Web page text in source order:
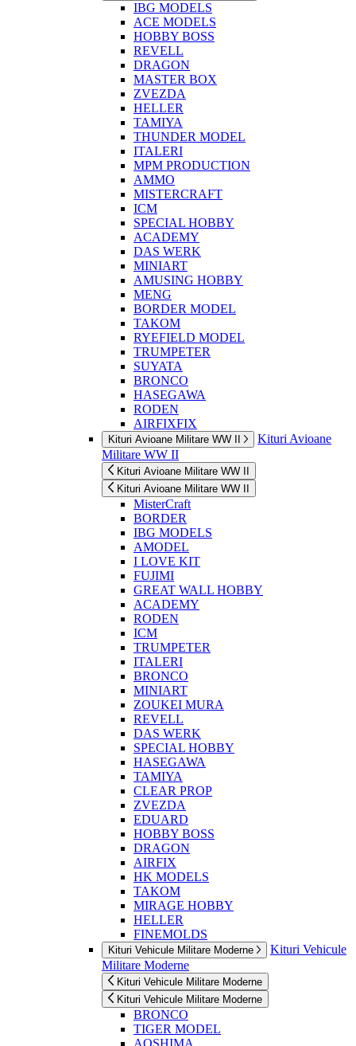
IBG MODELS
ACE MODELS
HOBBY BOSS
REVELL
DRAGON
MASTER BOX
ZVEZDA
HELLER
TAMIYA
THUNDER MODEL
ITALERI
MPM PRODUCTION
AMMO
MISTERCRAFT
ICM
SPECIAL HOBBY
ACADEMY
DAS WERK
MINIART
AMUSING HOBBY
MENG
BORDER MODEL
TAKOM
RYEFIELD MODEL
TRUMPETER
SUYATA
BRONCO
HASEGAWA
RODEN
AIRFIXFIX
Kituri Avioane Militare WW II
Kituri Avioane
Militare WW II
Kituri Avioane Militare WW II
Kituri Avioane Militare WW II
MisterCraft
BORDER
IBG MODELS
AMODEL
I LOVE KIT
FUJIMI
GREAT WALL HOBBY
ACADEMY
RODEN
ICM
TRUMPETER
ITALERI
BRONCO
MINIART
ZOUKEI MURA
REVELL
DAS WERK
SPECIAL HOBBY
HASEGAWA
TAMIYA
CLEAR PROP
ZVEZDA
EDUARD
HOBBY BOSS
DRAGON
AIRFIX
HK MODELS
TAKOM
MIRAGE HOBBY
HELLER
FINEMOLDS
Kituri Vehicule Militare Moderne
Kituri Vehicule
Militare Moderne
Kituri Vehicule Militare Moderne
Kituri Vehicule Militare Moderne
BRONCO
TIGER MODEL